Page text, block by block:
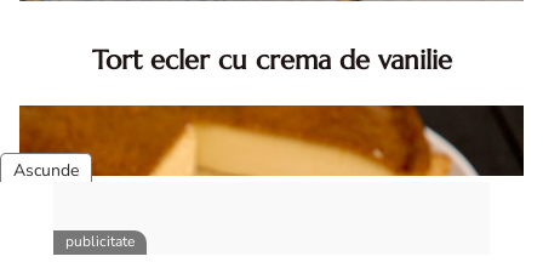
Tort ecler cu crema de vanilie
Reteta tort ecler. Tort ecler cu crema vanilie. Reteta
Karpatka